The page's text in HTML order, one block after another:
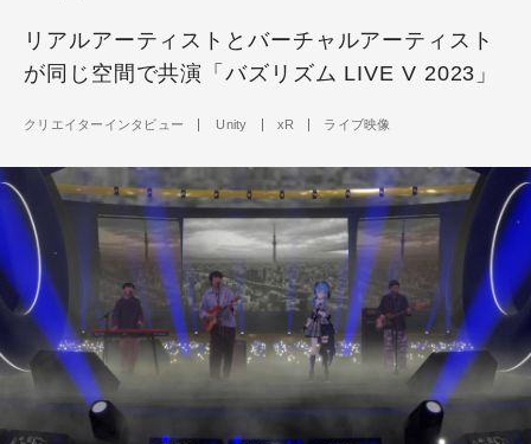
リアルアーティストとバーチャルアーティスト
が同じ空間で共演「バズリズム LIVE V 2023」
クリエイターインタビュー Unity xR ライブ映像